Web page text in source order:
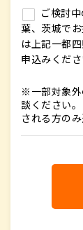
ご検討
葉、茨城で
は上記一都
申込みくださ
※一部対象外
談ください
される方のみ